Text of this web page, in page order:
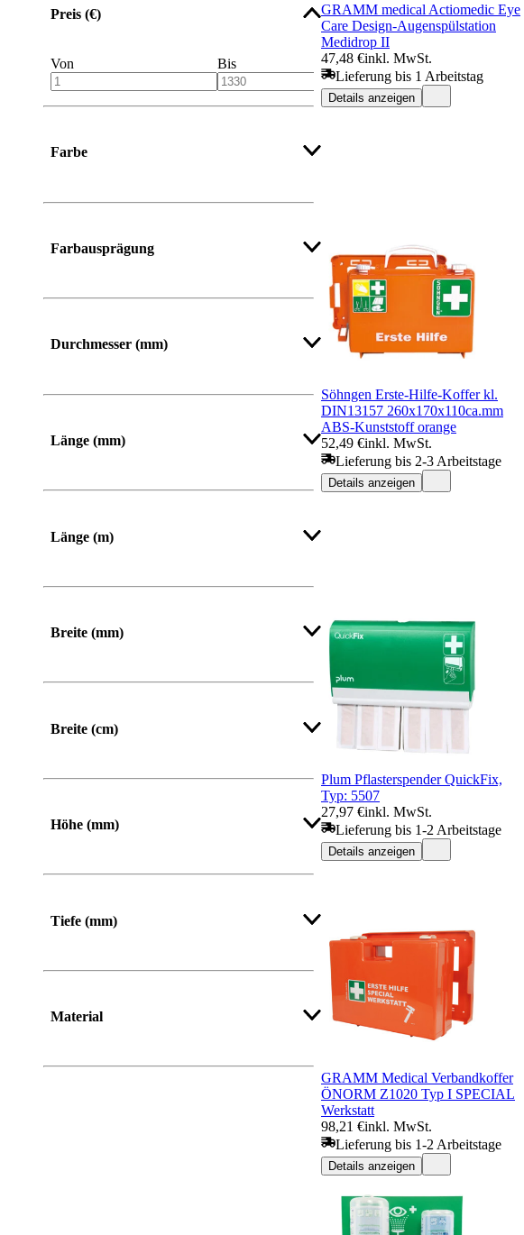
Preis (€)
Von Bis
Farbe
Farbausprägung
Durchmesser (mm)
Länge (mm)
Von Bis
Länge (m)
Breite (mm)
Von Bis
Breite (cm)
Höhe (mm)
Von Bis
Tiefe (mm)
Material
GRAMM medical Actiomedic Eye
Care Design-Augenspülstation
Medidrop II
47,48 €inkl. MwSt.
Lieferung bis 1 Arbeitstag
Details anzeigen
Söhngen Erste-Hilfe-Koffer kl.
DIN13157 260x170x110ca.mm
ABS-Kunststoff orange
52,49 €inkl. MwSt.
Lieferung bis 2-3 Arbeitstage
Details anzeigen
Plum Pflasterspender QuickFix,
Typ: 5507
27,97 €inkl. MwSt.
Lieferung bis 1-2 Arbeitstage
Details anzeigen
GRAMM Medical Verbandkoffer
ÖNORM Z1020 Typ I SPECIAL
Werkstatt
98,21 €inkl. MwSt.
Lieferung bis 1-2 Arbeitstage
Details anzeigen